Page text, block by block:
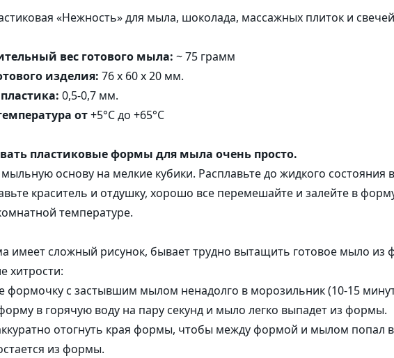
компоненты
и Гидролизаты
Наполнитель
«Нежность» для мыла, шоколада, массажных плиток и
вес готового мыла: ~ 75 грамм
изделия: 76 х 60 х 20 мм.
0,5-0,7 мм.
от+5°C до +65°C
пластиковые формы для мыла очень просто.
основу на мелкие кубики. Расплавьте до жидкого состояния
краситель и отдушку, хорошо все перемешайте и залейте в
температуре.
имеет сложный рисунок, бывает трудно вытащить готовое мыло из
хитрости:
формочку с застывшим мылом ненадолго в морозильник (10-15
в горячую воду на пару секунд и мыло легко выпадет из формы.
отогнуть края формы, чтобы между формой и мылом попал
из формы.